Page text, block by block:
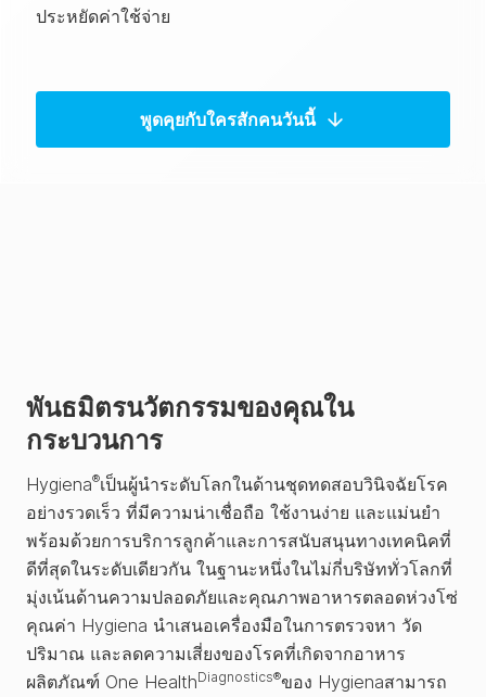
ประหยัดค่าใช้จ่าย
พูดคุยกับใครสักคนวันนี้
พันธมิตรนวัตกรรมของคุณใน
กระบวนการ
Hygiena®เป็นผู้นำระดับโลกในด้านชุดทดสอบวินิจฉัยโรค
อย่างรวดเร็ว ที่มีความน่าเชื่อถือ ใช้งานง่าย และแม่นยำ
พร้อมด้วยการบริการลูกค้าและการสนับสนุนทางเทคนิคที่
ดีที่สุดในระดับเดียวกัน ในฐานะหนึ่งในไม่กี่บริษัททั่วโลกที่
มุ่งเน้นด้านความปลอดภัยและคุณภาพอาหารตลอดห่วงโซ่
คุณค่า Hygiena นำเสนอเครื่องมือในการตรวจหา วัด
ปริมาณ และลดความเสี่ยงของโรคที่เกิดจากอาหาร
ผลิตภัณฑ์ One HealthDiagnostics®ของ Hygienaสามารถ